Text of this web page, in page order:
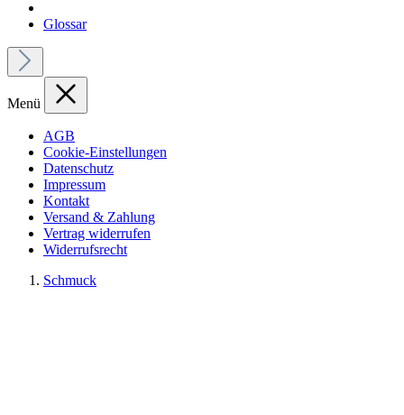
Glossar
Menü
AGB
Cookie-Einstellungen
Datenschutz
Impressum
Kontakt
Versand & Zahlung
Vertrag widerrufen
Widerrufsrecht
Schmuck